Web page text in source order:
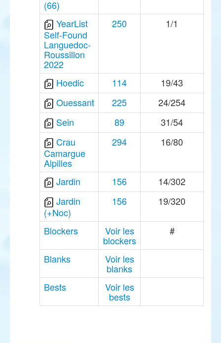
(66)
YearList
Self-Found
Languedoc-
Roussillon
2022
250 1/1
Hoedic 114
19/43
Ouessant
225
24/254
Sein
89
31/54
Crau
Camargue
Alpilles
294 16/80
Jardin 156
14/302
Jardin
(+Noc)
156 19/320
Blockers Voir les
blockers
#
Blanks Voir les
blanks
Bests
Voir les
bests